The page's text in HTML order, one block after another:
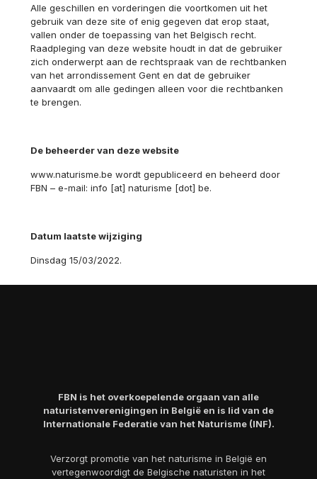
Alle geschillen en vorderingen die voortkomen uit het
gebruik van deze site of enig gegeven dat erop staat,
vallen onder de toepassing van het Belgisch recht.
Raadpleging van deze website houdt in dat de gebruiker
zich onderwerpt aan de rechtspraak van de rechtbanken
van het arrondissement Gent en dat de gebruiker
aanvaardt om alle gedingen alleen voor die rechtbanken
te brengen.
De beheerder van deze website
www.naturisme.be wordt gepubliceerd en beheerd door
FBN – e-mail: info [at] naturisme [dot] be.
Datum laatste wijziging
Dinsdag 15/03/2022.
FBN is het overkoepelende orgaan van alle
naturistenverenigingen in België en is lid van de
Internationale Federatie van het Naturisme (INF).
Verzorgt promotie van het naturisme in België en
vertegenwoordigt de Belgische naturisten in het